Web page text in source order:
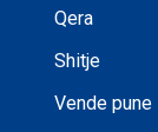
Qera
Shitje
Vende pune